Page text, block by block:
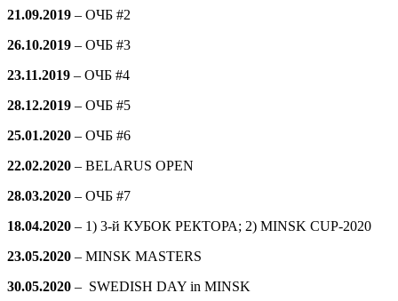
21.09.2019 – ОЧБ #2
26.10.2019 – ОЧБ #3
23.11.2019 – ОЧБ #4
28.12.2019 – ОЧБ #5
25.01.2020 – ОЧБ #6
22.02.2020 – BELARUS OPEN
28.03.2020 – ОЧБ #7
18.04.2020 – 1) 3-й КУБОК РЕКТОРА; 2) MINSK CUP-2020
23.05.2020 – MINSK MASTERS
30.05.2020 – SWEDISH DAY in MINSK